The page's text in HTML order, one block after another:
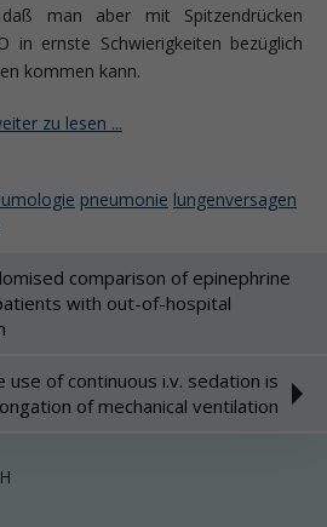
daß man aber mit Spitzendrücken
in ernste Schwierigkeiten bezüglich
kommen kann.
zu lesen ...
pneumonie lungenversagen
comparison of epinephrine
with out-of-hospital
use of continuous i.v. sedation is
of mechanical ventilation